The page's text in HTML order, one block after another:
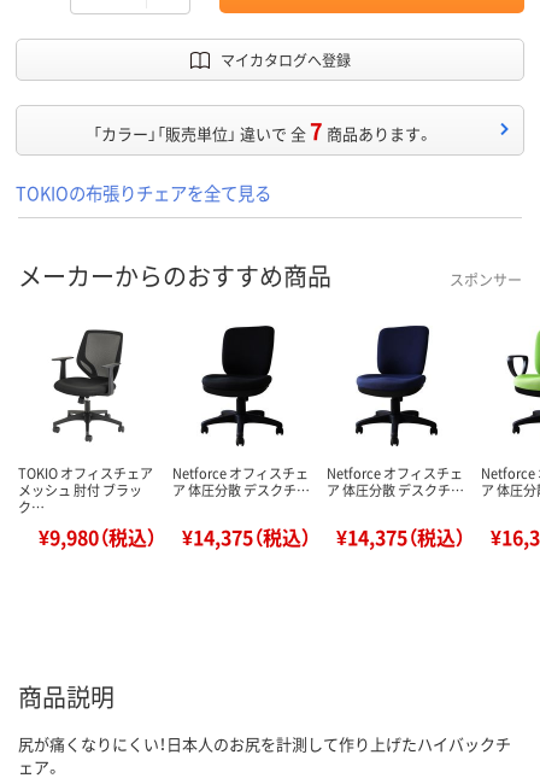
マイカタログへ登録
「カラー」「販売単位」 違いで 全7 商品あります。
TOKIOの布張りチェアを全て見る
メーカーからのおすすめ商品 スポンサー
TOKIO オフィスチェア
メッシュ 肘付 ブラッ
ク…
¥9,980（税込）
Netforce オフィスチェ
ア 体圧分散 デスクチ…
¥14,375（税込）
Netforce オフィスチェ
ア 体圧分散 デスクチ…
¥14,375（税込）
Netforce
ア 体圧
商品説明
尻が痛くなりにくい！日本人のお尻を計測して作り上げたハイバックチ
ェア。